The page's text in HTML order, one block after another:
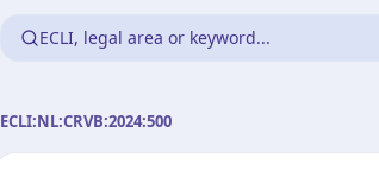
ECLI, legal area or keyword...
ECLI:NL:CRVB:2024:500